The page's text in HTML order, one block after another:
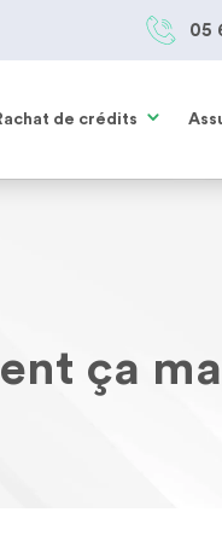
05
de crédits
ça